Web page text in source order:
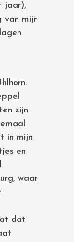
jaar),
van mijn
zijn
in mijn
en
waar
dat